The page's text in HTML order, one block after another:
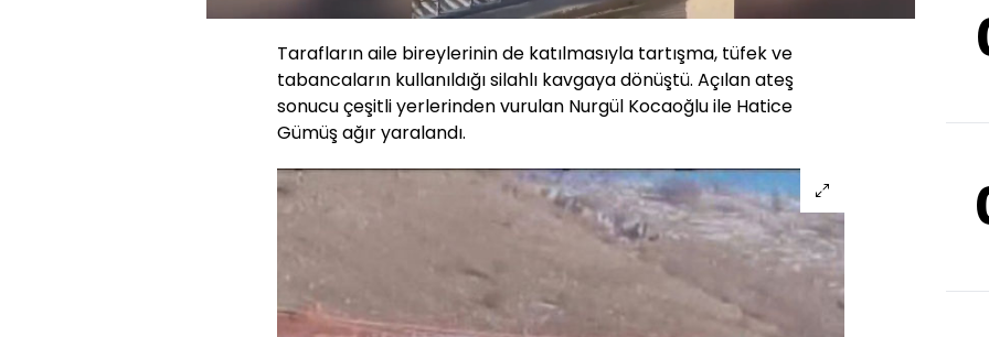
Aç
Hızı
Tarafların aile bireylerinin de katılmasıyla tartışma, tüfek ve
tabancaların kullanıldığı silahlı kavgaya dönüştü. Açılan ateş
sonucu çeşitli yerlerinden vurulan Nurgül Kocaoğlu ile Hatice
Gümüş ağır yaralandı.